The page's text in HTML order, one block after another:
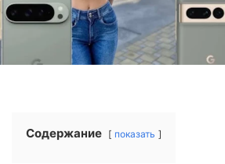
Содержание показать